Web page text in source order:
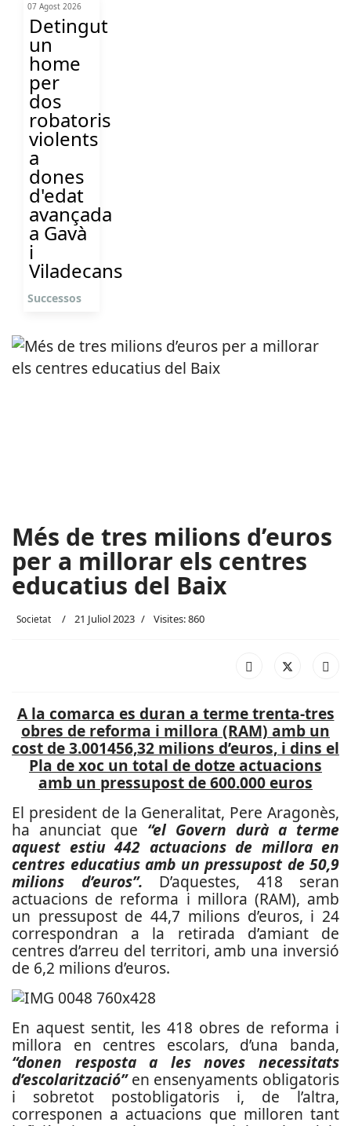
07 Agost 2026
Detingut
un
home
per
dos
robatoris
violents
a
dones
d'edat
avançada
a Gavà
i
Viladecans
Successos
Més de tres milions d’euros
per a millorar els centres
educatius del Baix
Societat 21 Juliol 2023 Visites: 860
A la comarca es duran a terme trenta-tres
obres de reforma i millora (RAM) amb un
cost de 3.001456,32 milions d’euros, i dins el
Pla de xoc un total de dotze actuacions
amb un pressupost de 600.000 euros
El president de la Generalitat, Pere Aragonès,
ha anunciat que “el Govern durà a terme
aquest estiu 442 actuacions de millora en
centres educatius amb un pressupost de 50,9
milions d’euros”. D’aquestes, 418 seran
actuacions de reforma i millora (RAM), amb
un pressupost de 44,7 milions d’euros, i 24
correspondran a la retirada d’amiant de
centres d’arreu del territori, amb una inversió
de 6,2 milions d’euros.
En aquest sentit, les 418 obres de reforma i
millora en centres escolars, d’una banda,
“donen resposta a les noves necessitats
d’escolarització”en ensenyaments obligatoris
i sobretot postobligatoris i, de l’altra,
corresponen a actuacions que milloren tant